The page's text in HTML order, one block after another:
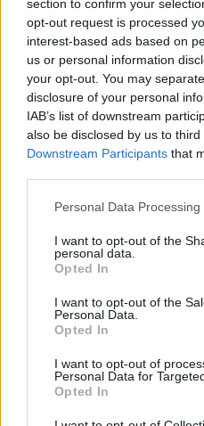
section to confirm your
opt-out request is processed
interest-based ads based on
us or personal information
your opt-out. You may
disclosure of your personal
IAB’s list of downstream
also be disclosed by us to
Downstream Participants that
Personal Data
I want to opt-out of the
personal data.
Opted In
I want to opt-out of the
Personal Data.
Opted In
I want to opt-out of
Personal Data for
Opted In
Reforma Territoriale vë
bashkitë në lëvizje në
kulmin e sezonit veror për
Detyrimet e bashkive dhe
ministrive arrijnë në 7.83
miliardë lekë, rritje me 2
miliardë lekë nga fundi i
2025-ës
të fundit